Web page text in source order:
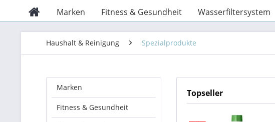
Marken Fitness & Gesundheit Wasserfiltersystem
Haushalt & Reinigung Spezialprodukte
Marken
Fitness & Gesundheit
Topseller